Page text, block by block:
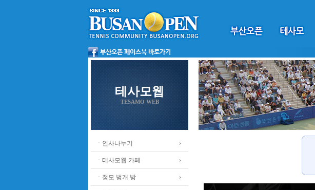
테사모웹
TESAMO WEB
ㆍ인사나누기
ㆍ테사모웹 카페
ㆍ정모 벙개 방